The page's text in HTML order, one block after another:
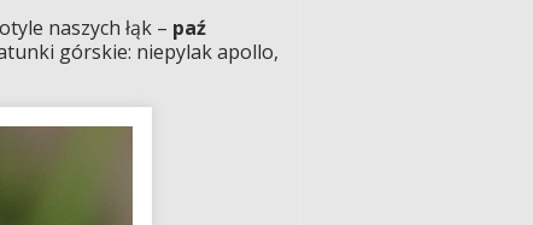
naszych łąk – paź
górskie: niepylak apollo,